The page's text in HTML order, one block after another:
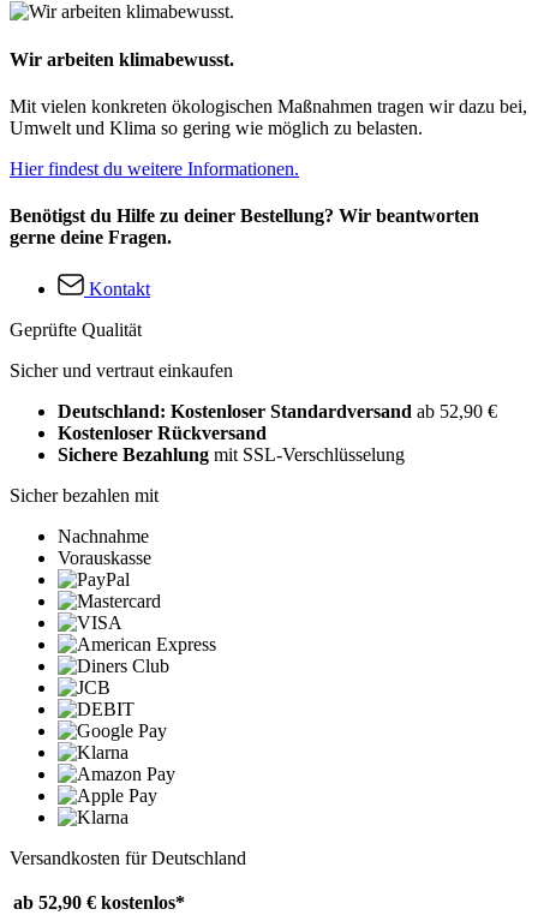
Wir arbeiten klimabewusst.
Mit vielen konkreten ökologischen Maßnahmen tragen wir dazu bei,
Umwelt und Klima so gering wie möglich zu belasten.
Hier findest du weitere Informationen.
Benötigst du Hilfe zu deiner Bestellung? Wir beantworten
gerne deine Fragen.
Kontakt
Geprüfte Qualität
Sicher und vertraut einkaufen
Deutschland: Kostenloser Standardversand ab 52,90 €
Kostenloser Rückversand
Sichere Bezahlung mit SSL-Verschlüsselung
Sicher bezahlen mit
Nachnahme
Vorauskasse
Versandkosten für Deutschland
ab 52,90 € kostenlos*